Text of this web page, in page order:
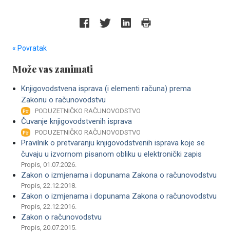
« Povratak
Može vas zanimati
Knjigovodstvena isprava (i elementi računa) prema
Zakonu o računovodstvu
PODUZETNIČKO RAČUNOVODSTVO
Čuvanje knjigovodstvenih isprava
PODUZETNIČKO RAČUNOVODSTVO
Pravilnik o pretvaranju knjigovodstvenih isprava koje se
čuvaju u izvornom pisanom obliku u elektronički zapis
Propis, 01.07.2026.
Zakon o izmjenama i dopunama Zakona o računovodstvu
Propis, 22.12.2018.
Zakon o izmjenama i dopunama Zakona o računovodstvu
Propis, 22.12.2016.
Zakon o računovodstvu
Propis, 20.07.2015.